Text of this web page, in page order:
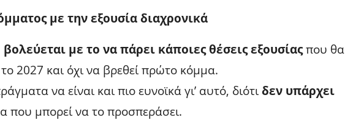
με την εξουσία διαχρονικά
βολεύεται με το να πάρει κάποιες θέσεις εξουσίαςπου θα
2027 και όχι να βρεθεί πρώτο κόμμα.
να είναι και πιο ευνοϊκά γι’ αυτό, διότι δεν υπάρχει
που μπορεί να το προσπεράσει.